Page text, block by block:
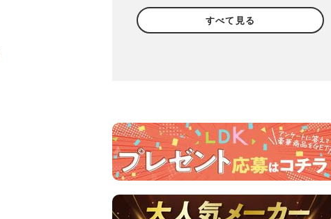
市販製品を明るめ・暗め別
に比較
すべて見る